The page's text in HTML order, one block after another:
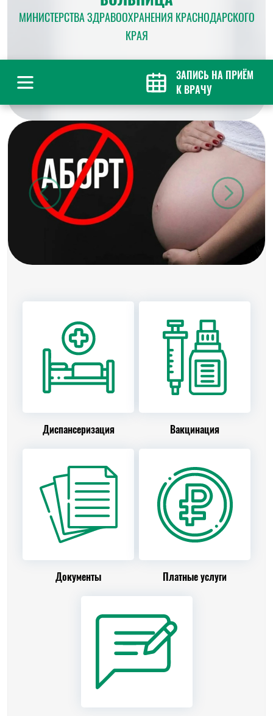
МИНИСТЕРСТВА ЗДРАВООХРАНЕНИЯ КРАСНОДАРСКОГО
КРАЯ
ЗАПИСЬ НА ПРИЁМ
К ВРАЧУ
Previous Next
Диспансеризация Вакцинация
Документы Платные услуги